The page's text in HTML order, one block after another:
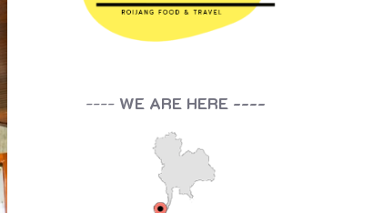
---- WE ARE HERE ----